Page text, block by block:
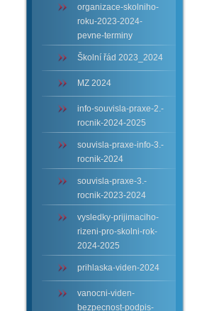
organizace-skolniho-
roku-2023-2024-
pevne-terminy
Školní řád 2023_2024
MZ 2024
info-souvisla-praxe-2.-
rocnik-2024-2025
souvisla-praxe-info-3.-
rocnik-2024
souvisla-praxe-3.-
rocnik-2023-2024
vysledky-prijimaciho-
rizeni-pro-skolni-rok-
2024-2025
prihlaska-viden-2024
vanocni-viden-
bezpecnost-podpis-